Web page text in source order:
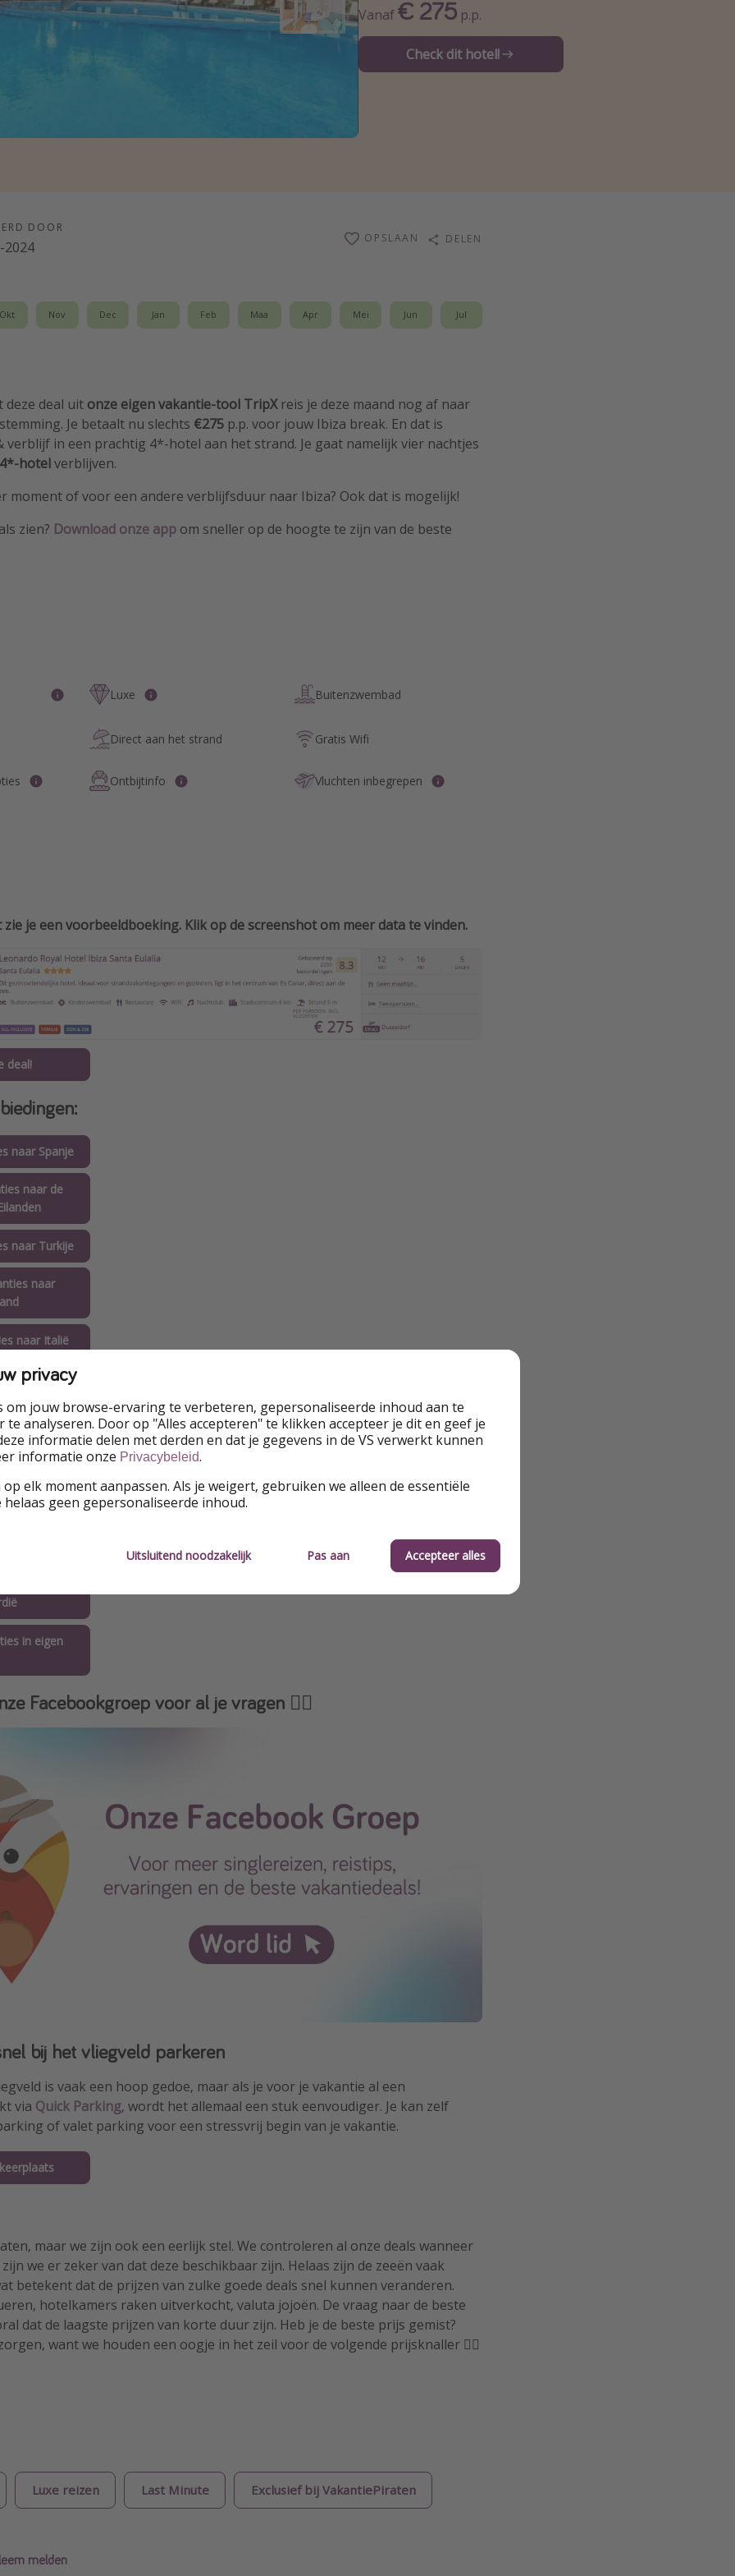
Vanaf€ 275 p.p.
Check dit hotel!
DOOR
2024
OPSLAAN DELEN
Okt Nov Dec Jan Feb Maa Apr Mei Jun Jul
deze deal uit onze eigen vakantie-tool TripXreis je deze maand nog af naar
Je betaalt nu slechts €275 p.p. voor jouw Ibiza break. En dat is
verblijf in een prachtig 4*-hotel aan het strand. Je gaat namelijk vier nachtjes
hotelverblijven.
moment of voor een andere verblijfsduur naar Ibiza? Ook dat is mogelijk!
zien? Download onze app om sneller op de hoogte te zijn van de beste
Luxe Buitenzwembad
Direct aan het strand Gratis Wifi
Ontbijtinfo Vluchten inbegrepen
zie je een voorbeeldboeking. Klik op de screenshot om meer data te vinden.
deal!
naar Spanje
naar de
naar Turkije
naar
naar Italië
naar
naar Kroatië
in eigen
Facebookgroep voor al je vragen 👇🏻
bij het vliegveld parkeren
is vaak een hoop gedoe, maar als je voor je vakantie al een
via Quick Parking, wordt het allemaal een stuk eenvoudiger. Je kan zelf
of valet parking voor een stressvrij begin van je vakantie.
maar we zijn ook een eerlijk stel. We controleren al onze deals wanneer
we er zeker van dat deze beschikbaar zijn. Helaas zijn de zeeën vaak
betekent dat de prijzen van zulke goede deals snel kunnen veranderen.
hotelkamers raken uitverkocht, valuta jojoën. De vraag naar de beste
dat de laagste prijzen van korte duur zijn. Heb je de beste prijs gemist?
want we houden een oogje in het zeil voor de volgende prijsknaller 🏴‍☠️
Luxe reizen Last Minute Exclusief bij VakantiePiraten
melden
privacy
om jouw browse-ervaring te verbeteren, gepersonaliseerde inhoud aan te
te analyseren. Door op "Alles accepteren" te klikken accepteer je dit en geef je
informatie delen met derden en dat je gegevens in de VS verwerkt kunnen
informatie onze Privacybeleid.
elk moment aanpassen. Als je weigert, gebruiken we alleen de essentiële
geen gepersonaliseerde inhoud.
Uitsluitend noodzakelijk Pas aan Accepteer alles